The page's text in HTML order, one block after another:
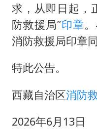
求，从即日起，
防救援局”印章
消防救援局印章
特此公告。
西藏自治区消防
2026年6月13日